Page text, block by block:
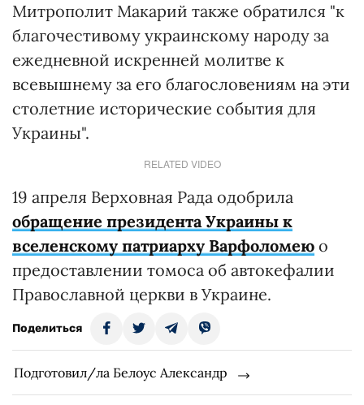
Митрополит Макарий также обратился "к
благочестивому украинскому народу за
ежедневной искренней молитве к
всевышнему за его благословениям на эти
столетние исторические события для
Украины".
RELATED VIDEO
19 апреля Верховная Рада одобрила
обращение президента Украины к
вселенскому патриарху Варфоломею о
предоставлении томоса об автокефалии
Православной церкви в Украине.
Поделиться
Подготовил/ла Белоус Александр